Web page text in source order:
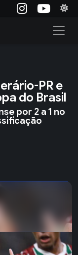
PR e
do Brasil
por 2 a 1 no